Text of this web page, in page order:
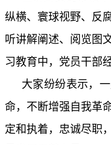
纵横、寰球视野、反
听讲解阐述、阅览图
习教育中，党员干部
大家纷纷表示，
命，不断增强自我革
定和执着，忠诚尽职